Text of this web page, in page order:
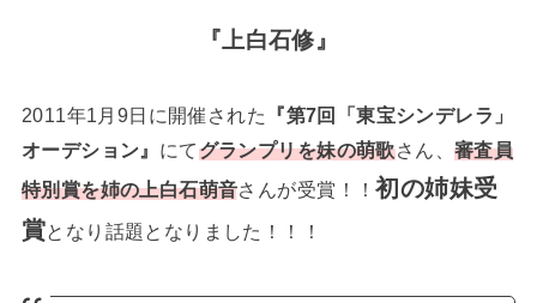
『上白石修』
2011年1月9日に開催された
『第7回「東宝シンデレラ」
オーデション』 にてグランプリを妹の萌歌さん、 審査員
特別賞を姉の上白石萌音さんが受賞！！初の姉妹受
賞となり話題となりました！！！